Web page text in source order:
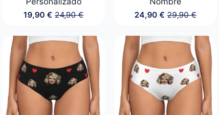
24,90€
El
original
24,90 €.
19,90€ El
19,90 €.
29,90€
El
original
29,90 €.
24,90€ El
24,90 €.